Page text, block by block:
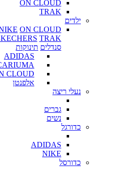
ON CLOUD
TRAK
ילדים
ON CLOUD
TRAK
סנדלים תינוקות
ADIDAS
CLOUD
אלפנטן
נעלי ריצה
גברים
נשים
כדורגל
ADIDAS
NIKE
כדורסל